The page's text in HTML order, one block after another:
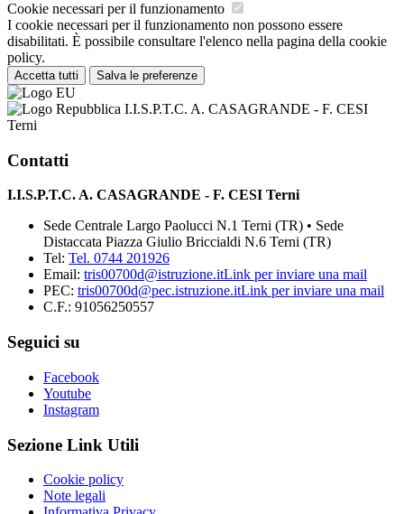
Cookie necessari per il funzionamento
I cookie necessari per il funzionamento non possono essere
disabilitati. È possibile consultare l'elenco nella pagina della cookie
policy.
Accetta tutti Salva le preferenze
I.I.S.P.T.C. A. CASAGRANDE - F. CESI
Terni
Contatti
I.I.S.P.T.C. A. CASAGRANDE - F. CESI Terni
Sede Centrale Largo Paolucci N.1 Terni (TR) • Sede
Distaccata Piazza Giulio Briccialdi N.6 Terni (TR)
Tel: Tel. 0744 201926
Email: tris00700d@istruzione.itLink per inviare una mail
PEC: tris00700d@pec.istruzione.itLink per inviare una mail
C.F.: 91056250557
Seguici su
Facebook
Youtube
Instagram
Sezione Link Utili
Cookie policy
Note legali